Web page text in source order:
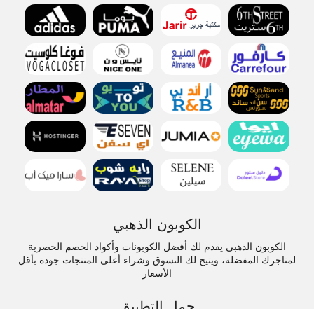
الكوبون الذهبي
الكوبون الذهبي يقدم لك أفضل الكوبونات وأكواد الخصم الحصرية
لمتاجرك المفضلة، ويتيح لك التسوق وشراء أعلى المنتجات جودة بأقل
الأسعار